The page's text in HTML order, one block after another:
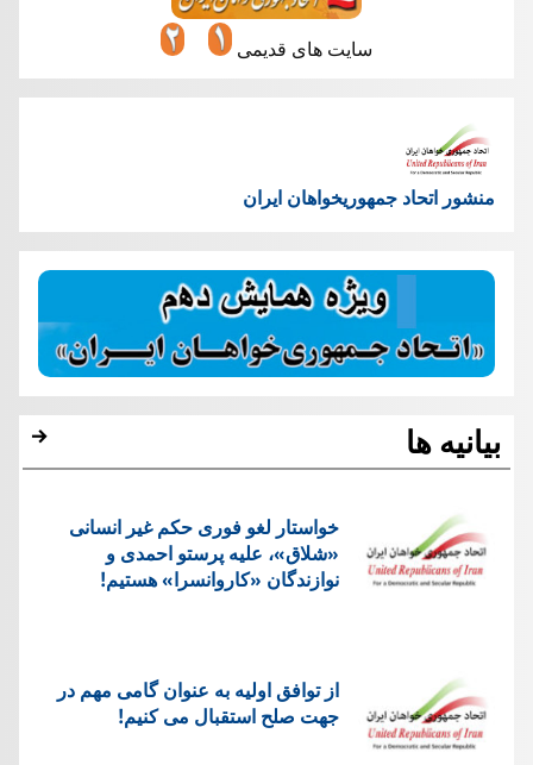
سایت های قدیمی
منشور اتحاد جمهوریخواهان ایران
بیانیه ها
خواستار لغو فوری حکم غیر انسانی
«شلاق»، علیه پرستو احمدی و
نوازندگان «کاروانسرا» هستیم!
از توافق اولیه به عنوان گامی مهم در
جهت صلح استقبال می کنیم!